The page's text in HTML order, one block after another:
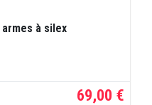
armes à silex
69,00 €